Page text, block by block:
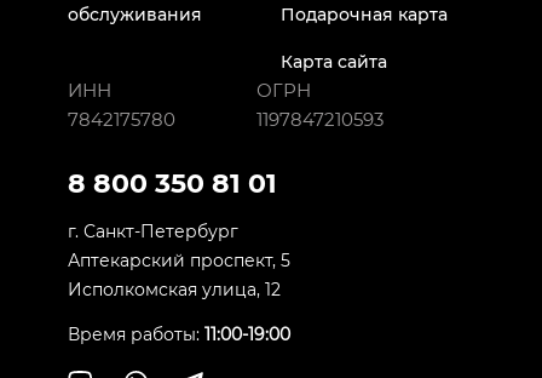
обслуживания
Подарочная карта
Карта сайта
ИНН
7842175780
ОГРН
1197847210593
8 800 350 81 01
г. Санкт-Петербург
Аптекарский проспект, 5
Исполкомская улица, 12
Время работы: 11:00-19:00